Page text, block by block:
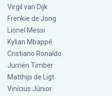
Virgil van Dijk
Frenkie de Jong
Lionel Messi
Kylian Mbappé
Cristiano Ronaldo
Jurriën Timber
Matthijs de Ligt
Vinícius Júnior